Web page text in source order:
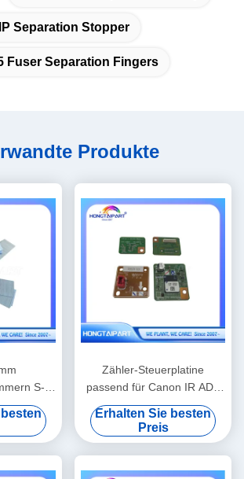
Separation Stopper
Fuser Separation Fingers
Produkte
S-
Riso-
Zähler-Steuerplatine
passend für Canon IR ADV
6555 Kopierer-Ersatzteile
Erhalten Sie besten
Preis